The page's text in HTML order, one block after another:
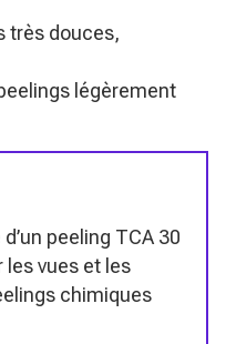
très douces,
légèrement
peeling TCA 30
vues et les
chimiques